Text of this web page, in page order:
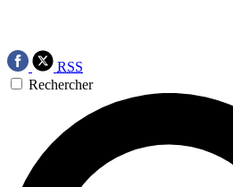
RSS
Rechercher